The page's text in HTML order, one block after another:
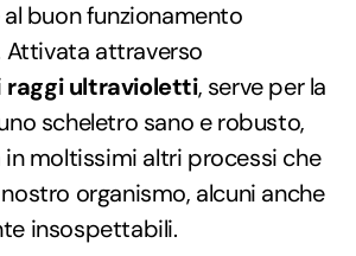
buon funzionamento
Attivata attraverso
raggi ultravioletti, serve per la
scheletro sano e robusto,
moltissimi altri processi che
organismo, alcuni anche
insospettabili.